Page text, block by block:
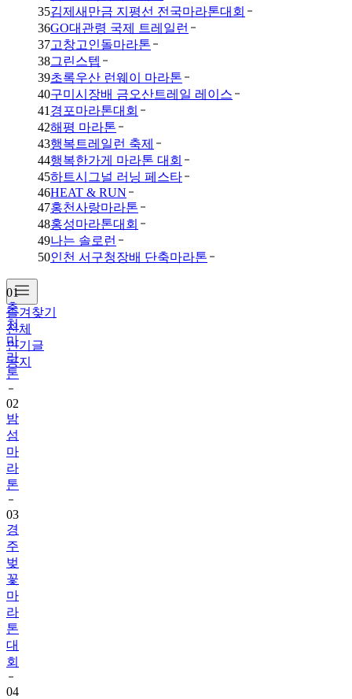
35김제새만금 지평선 전국마라톤대회
36GO대관령 국제 트레일런
37고창고인돌마라톤
38그린스텝
39초록우산 런웨이 마라톤
40구미시장배 금오산트레일 레이스
41 경포마라톤대회
42해평 마라톤
43행복트레일런 축제
44행복한가게 마라톤 대회
45하트시그널 러닝 페스타
46HEAT & RUN
47홍천사랑마라톤
48홍성마라톤대회
49나는 솔로런
50인천 서구청장배 단축마라톤
즐겨찾기
전체
인기글
공지
01
춘
천
마
라
톤
02
밤
섬
마
라
톤
03
경
주
벚
꽃
마
라
톤
대
회
04